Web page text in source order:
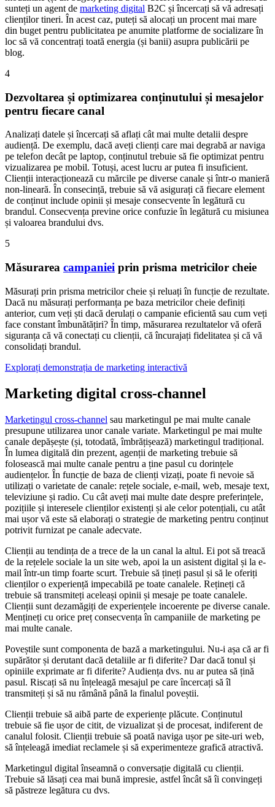
sunteți un agent de marketing digital B2C și încercați să vă adresați
clienților tineri. În acest caz, puteți să alocați un procent mai mare
din buget pentru publicitatea pe anumite platforme de socializare în
loc să vă concentrați toată energia (și banii) asupra publicării pe
blog.
4
Dezvoltarea și optimizarea conținutului și mesajelor
pentru fiecare canal
Analizați datele și încercați să aflați cât mai multe detalii despre
audiență. De exemplu, dacă aveți clienți care mai degrabă ar naviga
pe telefon decât pe laptop, conținutul trebuie să fie optimizat pentru
vizualizarea pe mobil. Totuși, acest lucru ar putea fi insuficient.
Clienții interacționează cu mărcile pe diverse canale și într-o manieră
non-lineară. În consecință, trebuie să vă asigurați că fiecare element
de conținut include opinii și mesaje consecvente în legătură cu
brandul. Consecvența previne orice confuzie în legătură cu misiunea
și valoarea brandului dvs.
5
Măsurarea campaniei prin prisma metricilor cheie
Măsurați prin prisma metricilor cheie și reluați în funcție de rezultate.
Dacă nu măsurați performanța pe baza metricilor cheie definiți
anterior, cum veți ști dacă derulați o campanie eficientă sau cum veți
face constant îmbunătățiri? În timp, măsurarea rezultatelor vă oferă
siguranța că vă conectați cu clienții, că încurajați fidelitatea și că vă
consolidați brandul.
Explorați demonstrația de marketing interactivă
Marketing digital cross-channel
Marketingul cross-channel sau marketingul pe mai multe canale
presupune utilizarea unor canale variate. Marketingul pe mai multe
canale depășește (și, totodată, îmbrățișează) marketingul tradițional.
În lumea digitală din prezent, agenții de marketing trebuie să
folosească mai multe canale pentru a ține pasul cu dorințele
audiențelor. În funcție de baza de clienți vizați, poate fi nevoie să
utilizați o varietate de canale: rețele sociale, e-mail, web, mesaje text,
televiziune și radio. Cu cât aveți mai multe date despre preferințele,
pozițiile și interesele clienților existenți și ale celor potențiali, cu atât
mai ușor vă este să elaborați o strategie de marketing pentru conținut
potrivit furnizat pe canale adecvate.
Clienții au tendința de a trece de la un canal la altul. Ei pot să treacă
de la rețelele sociale la un site web, apoi la un asistent digital și la e-
mail într-un timp foarte scurt. Trebuie să țineți pasul și să le oferiți
clienților o experiență impecabilă pe toate canalele. Rețineți că
trebuie să transmiteți aceleași opinii și mesaje pe toate canalele.
Clienții sunt dezamăgiți de experiențele incoerente pe diverse canale.
Mențineți cu orice preț consecvența în campaniile de marketing pe
mai multe canale.
Poveștile sunt componenta de bază a marketingului. Nu-i așa că ar fi
supărător și derutant dacă detaliile ar fi diferite? Dar dacă tonul și
opiniile exprimate ar fi diferite? Audiența dvs. nu ar putea să țină
pasul. Riscați să nu înțeleagă mesajul pe care încercați să îl
transmiteți și să nu rămână până la finalul poveștii.
Clienții trebuie să aibă parte de experiențe plăcute. Conținutul
trebuie să fie ușor de citit, de vizualizat și de procesat, indiferent de
canalul folosit. Clienții trebuie să poată naviga ușor pe site-uri web,
să înțeleagă imediat reclamele și să experimenteze grafică atractivă.
Marketingul digital înseamnă o conversație digitală cu clienții.
Trebuie să lăsați cea mai bună impresie, astfel încât să îi convingeți
să păstreze legătura cu dvs.